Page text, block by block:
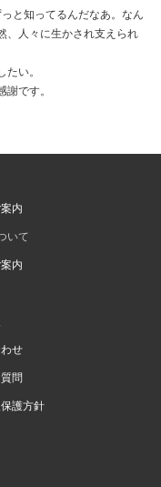
と知ってるんだなあ。なん
、人々に生かされ支えられ
い。
です。
内
いて
内
せ
問
護方針